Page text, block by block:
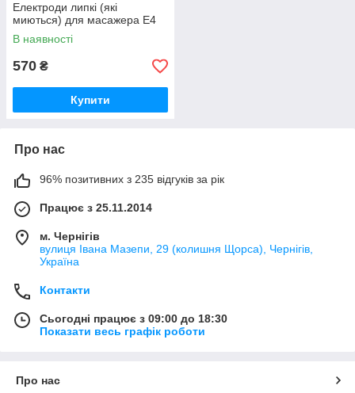
Електроди липкі (які
миються) для масажера Е4
В наявності
570 ₴
Купити
Про нас
96% позитивних з 235 відгуків за рік
Працює з 25.11.2014
м. Чернігів
вулиця Івана Мазепи, 29 (колишня Щорса), Чернігів,
Україна
Контакти
Сьогодні працює з 09:00 до 18:30
Показати весь графік роботи
Про нас